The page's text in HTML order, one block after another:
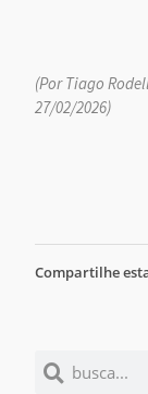
(Por Tiago
27/02/2026)
Compartilhe